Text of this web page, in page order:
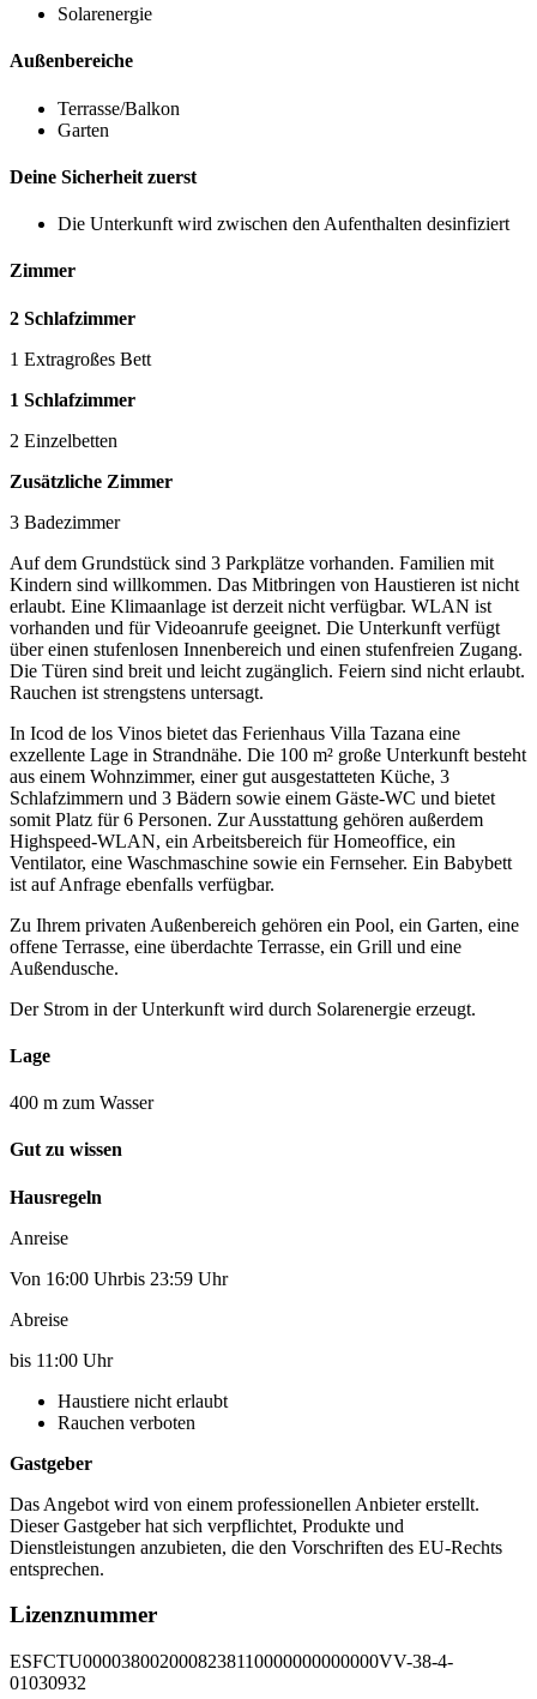
Solarenergie
Außenbereiche
Terrasse/Balkon
Garten
Deine Sicherheit zuerst
Die Unterkunft wird zwischen den Aufenthalten desinfiziert
Zimmer
2 Schlafzimmer
1 Extragroßes Bett
1 Schlafzimmer
2 Einzelbetten
Zusätzliche Zimmer
3 Badezimmer
Auf dem Grundstück sind 3 Parkplätze vorhanden. Familien mit
Kindern sind willkommen. Das Mitbringen von Haustieren ist nicht
erlaubt. Eine Klimaanlage ist derzeit nicht verfügbar. WLAN ist
vorhanden und für Videoanrufe geeignet. Die Unterkunft verfügt
über einen stufenlosen Innenbereich und einen stufenfreien Zugang.
Die Türen sind breit und leicht zugänglich. Feiern sind nicht erlaubt.
Rauchen ist strengstens untersagt.
In Icod de los Vinos bietet das Ferienhaus Villa Tazana eine
exzellente Lage in Strandnähe. Die 100 m² große Unterkunft besteht
aus einem Wohnzimmer, einer gut ausgestatteten Küche, 3
Schlafzimmern und 3 Bädern sowie einem Gäste-WC und bietet
somit Platz für 6 Personen. Zur Ausstattung gehören außerdem
Highspeed-WLAN, ein Arbeitsbereich für Homeoffice, ein
Ventilator, eine Waschmaschine sowie ein Fernseher. Ein Babybett
ist auf Anfrage ebenfalls verfügbar.
Zu Ihrem privaten Außenbereich gehören ein Pool, ein Garten, eine
offene Terrasse, eine überdachte Terrasse, ein Grill und eine
Außendusche.
Der Strom in der Unterkunft wird durch Solarenergie erzeugt.
Lage
400 m zum Wasser
Gut zu wissen
Hausregeln
Anreise
Von 16:00 Uhrbis 23:59 Uhr
Abreise
bis 11:00 Uhr
Haustiere nicht erlaubt
Rauchen verboten
Gastgeber
Das Angebot wird von einem professionellen Anbieter erstellt.
Dieser Gastgeber hat sich verpflichtet, Produkte und
Dienstleistungen anzubieten, die den Vorschriften des EU-Rechts
entsprechen.
Lizenznummer
ESFCTU0000380020008238110000000000000VV-38-4-
01030932